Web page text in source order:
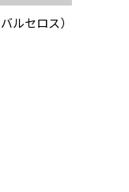
ルセロス）